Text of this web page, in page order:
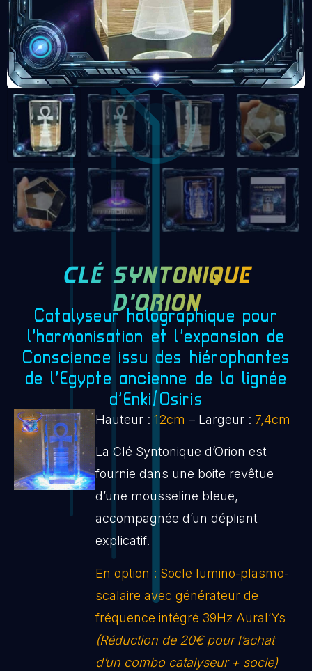
CLÉ SYNTONIQUE
D’ORION
Catalyseur holographique pour
l‘harmonisation et l‘expansion de
Conscience issu des hiérophantes
de l‘Egypte ancienne de la lignée
d‘Enki/Osiris
Hauteur : 12cm – Largeur : 7,4cm
La Clé Syntonique d’Orion est
fournie dans une boite revêtue
d’une mousseline bleue,
accompagnée d’un dépliant
explicatif.
En option : Socle lumino-plasmo-
scalaire avec générateur de
fréquence intégré 39Hz Aural’Ys
(Réduction de 20€ pour l’achat
d’un combo catalyseur + socle)